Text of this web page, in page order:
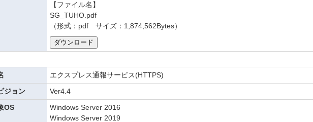
【ファイル名】
SG_TUHO.pdf
（形式：pdf サイズ：1,874,562Bytes）
エクスプレス通報サービス(HTTPS)
ジョン
Ver4.4
OS
Windows Server 2016
Windows Server 2019